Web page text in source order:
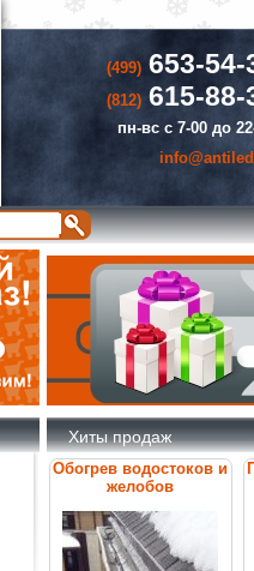
(499)653-54-
(812)615-88-
пн-вс с 7-00 до
Хиты продаж
Обогрев водостоков и
желобов